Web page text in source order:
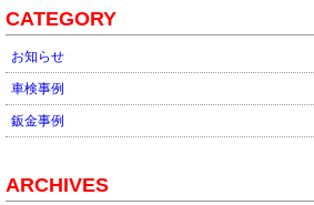
CATEGORY
お知らせ
車検事例
鈑金事例
ARCHIVES